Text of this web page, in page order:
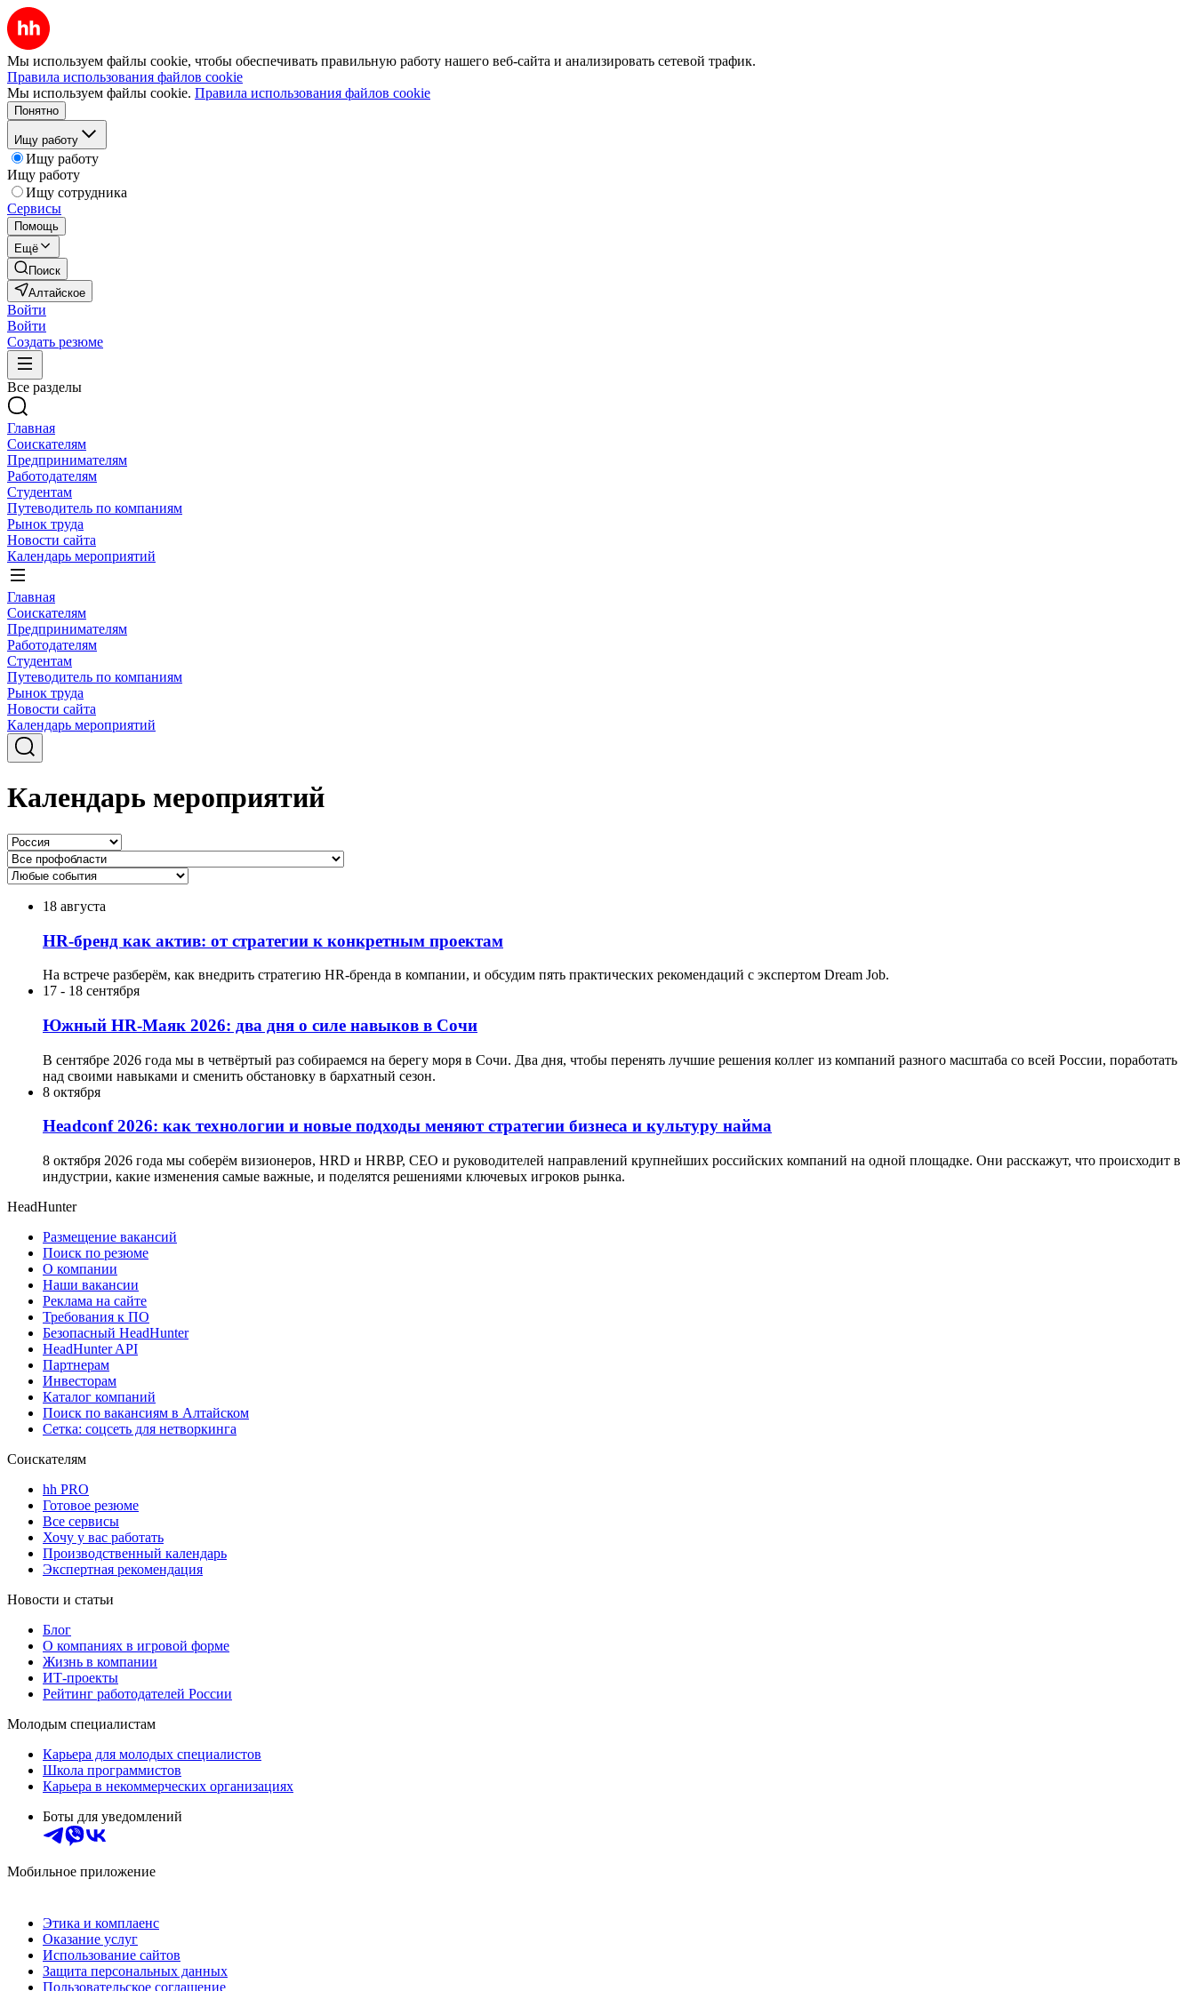
Мы используем файлы cookie, чтобы обеспечивать правильную работу нашего веб-сайта и анализировать сетевой трафик.
Правила использования файлов cookie
Мы используем файлы cookie. Правила использования файлов cookie
Понятно
Ищу работу
Ищу работу
Ищу работу
Ищу сотрудника
Сервисы
Помощь
Ещё
Поиск
Алтайское
Войти
Войти
Создать резюме
Все разделы
Главная
Соискателям
Предпринимателям
Работодателям
Студентам
Путеводитель по компаниям
Рынок труда
Новости сайта
Календарь мероприятий
Главная
Соискателям
Предпринимателям
Работодателям
Студентам
Путеводитель по компаниям
Рынок труда
Новости сайта
Календарь мероприятий
Календарь мероприятий
18 августа
HR-бренд как актив: от стратегии к конкретным проектам
На встрече разберём, как внедрить стратегию HR-бренда в компании, и обсудим пять практических рекомендаций с экспертом Dream Job.
17 - 18 сентября
Южный HR-Маяк 2026: два дня о силе навыков в Сочи
В сентябре 2026 года мы в четвёртый раз собираемся на берегу моря в Сочи. Два дня, чтобы перенять лучшие решения коллег из компаний разного масштаба со всей России, поработать
над своими навыками и сменить обстановку в бархатный сезон.
8 октября
Headсonf 2026: как технологии и новые подходы меняют стратегии бизнеса и культуру найма
8 октября 2026 года мы соберём визионеров, HRD и HRBP, СЕО и руководителей направлений крупнейших российских компаний на одной площадке. Они расскажут, что происходит в
индустрии, какие изменения самые важные, и поделятся решениями ключевых игроков рынка.
HeadHunter
Размещение вакансий
Поиск по резюме
О компании
Наши вакансии
Реклама на сайте
Требования к ПО
Безопасный HeadHunter
HeadHunter API
Партнерам
Инвесторам
Каталог компаний
Поиск по вакансиям в Алтайском
Сетка: соцсеть для нетворкинга
Соискателям
hh PRO
Готовое резюме
Все сервисы
Хочу у вас работать
Производственный календарь
Экспертная рекомендация
Новости и статьи
Блог
О компаниях в игровой форме
Жизнь в компании
ИТ-проекты
Рейтинг работодателей России
Молодым специалистам
Карьера для молодых специалистов
Школа программистов
Карьера в некоммерческих организациях
Боты для уведомлений
Мобильное приложение
Этика и комплаенс
Оказание услуг
Использование сайтов
Защита персональных данных
Пользовательское соглашение